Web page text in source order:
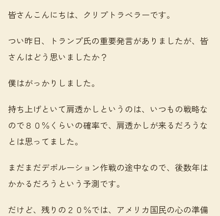
皆さんこんにちは、クリプトラベラーです。
つい昨日、トランプ氏の重要発言がありましたが、皆
さんはどう思いましたか？
僕はがっかりしました。
持ち上げといて肩透かしというのは、いつもの戦略な
ので８０％くらいの確率で、肩透かしが来るだろうな
とは思ってました。
まだまだデボルーション作戦の途中なので、後数年は
かかるだろうという予測です。
だけど、残りの２０％では、アメリカ国民の心の準備